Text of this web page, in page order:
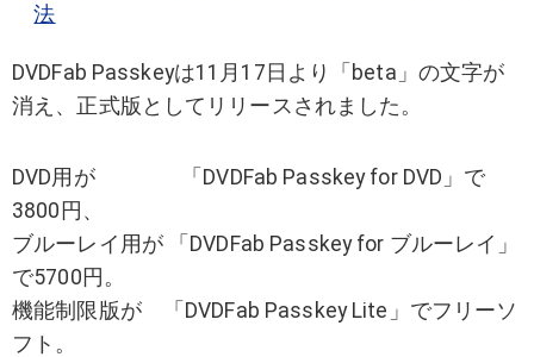
法
DVDFab Passkeyは11月17日より「beta」の文字が
消え、正式版としてリリースされました。
DVD用が 「DVDFab Passkey for DVD」で
3800円、
ブルーレイ用が 「DVDFab Passkey for ブルーレイ」
で5700円。
機能制限版が 「DVDFab Passkey Lite」でフリーソ
フト。